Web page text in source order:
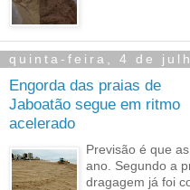
quinta-feira, 4 de
Engorda das praias de
Jaboatão segue em ritmo
acelerado
Previsão é que
ano. Segundo a
dragagem já